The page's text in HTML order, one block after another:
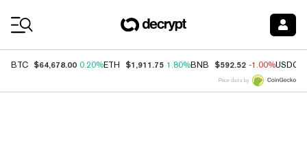
BTC $64,678.00 0.20%ETH $1,911.75 1.80%BNB $592.52 -1.00%USDC
Price data by